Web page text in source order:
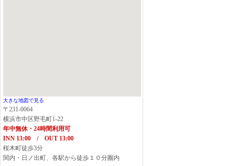
大きな地図で見る
〒231-0064
横浜市中区野毛町1-22
年中無休・24時間利用可
INN 13:00 / OUT 13:00
桜木町徒歩3分
関内・日ノ出町、各駅から徒歩１０分圏内